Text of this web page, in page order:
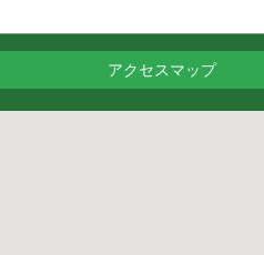
アクセスマップ